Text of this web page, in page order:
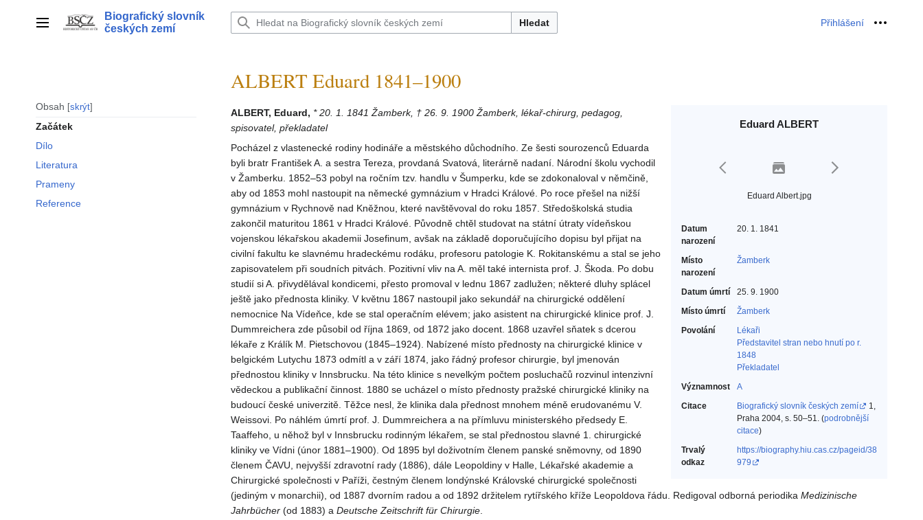
Hlavní menu
Biografický slovník
českých zemí
Hledat Přihlášení Osobní
Obsah skrýt
Začátek
Dílo
Literatura
Prameny
Reference
ALBERT Eduard 1841–1900
Eduard ALBERT
Eduard Albert.jpg
Datum
narození
20. 1. 1841
Místo
narození
Žamberk
Datum úmrtí
25. 9. 1900
Místo úmrtí
Žamberk
Povolání
Lékaři‎
Představitel stran nebo hnutí po r.
1848‎
Překladatel‎
Významnost
A
Citace
Biografický slovník českých zemí
1,
Praha 2004, s. 50–51. (podrobnější
citace)
Trvalý
odkaz
https://biography.hiu.cas.cz/pageid/38
979
ALBERT, Eduard, * 20. 1. 1841 Žamberk, † 26. 9. 1900 Žamberk, lékař-chirurg, pedagog,
spisovatel, překladatel
Pocházel z vlastenecké rodiny hodináře a městského důchodního. Ze šesti sourozenců Eduarda
byli bratr František A. a sestra Tereza, provdaná Svatová, literárně nadaní. Národní školu vychodil
v Žamberku. 1852–53 pobyl na ročním tzv. handlu v Šumperku, kde se zdokonaloval v němčině,
aby od 1853 mohl nastoupit na německé gymnázium v Hradci Králové. Po roce přešel na nižší
gymnázium v Rychnově nad Kněžnou, které navštěvoval do roku 1857. Středoškolská studia
zakončil maturitou 1861 v Hradci Králové. Původně chtěl studovat na státní útraty vídeňskou
vojenskou lékařskou akademii Josefinum, avšak na základě doporučujícího dopisu byl přijat na
civilní fakultu ke slavnému hradeckému rodáku, profesoru patologie K. Rokitanskému a stal se jeho
zapisovatelem při soudních pitvách. Pozitivní vliv na A. měl také internista prof. J. Škoda. Po dobu
studií si A. přivydělával kondicemi, přesto promoval v lednu 1867 zadlužen; některé dluhy splácel
ještě jako přednosta kliniky. V květnu 1867 nastoupil jako sekundář na chirurgické oddělení
nemocnice Na Vídeňce, kde se stal operačním elévem; jako asistent na chirurgické klinice prof. J.
Dummreichera zde působil od října 1869, od 1872 jako docent. 1868 uzavřel sňatek s dcerou
lékaře z Králík M. Pietschovou (1845–1924). Nabízené místo přednosty na chirurgické klinice v
belgickém Lutychu 1873 odmítl a v září 1874, jako řádný profesor chirurgie, byl jmenován
přednostou kliniky v Innsbrucku. Na této klinice s nevelkým počtem posluchačů rozvinul intenzivní
vědeckou a publikační činnost. 1880 se ucházel o místo přednosty pražské chirurgické kliniky na
budoucí české univerzitě. Těžce nesl, že klinika dala přednost mnohem méně erudovanému V.
Weissovi. Po náhlém úmrtí prof. J. Dummreichera a na přímluvu ministerského předsedy E.
Taaffeho, u něhož byl v Innsbrucku rodinným lékařem, se stal přednostou slavné 1. chirurgické
kliniky ve Vídni (únor 1881–1900). Od 1895 byl doživotním členem panské sněmovny, od 1890
členem ČAVU, nejvyšší zdravotní rady (1886), dále Leopoldiny v Halle, Lékařské akademie a
Chirurgické společnosti v Paříži, čestným členem londýnské Královské chirurgické společnosti
(jediným v monarchii), od 1887 dvorním radou a od 1892 držitelem rytířského kříže Leopoldova řádu. Redigoval odborná periodika Medizinische
Jahrbücher (od 1883) a Deutsche Zeitschrift für Chirurgie